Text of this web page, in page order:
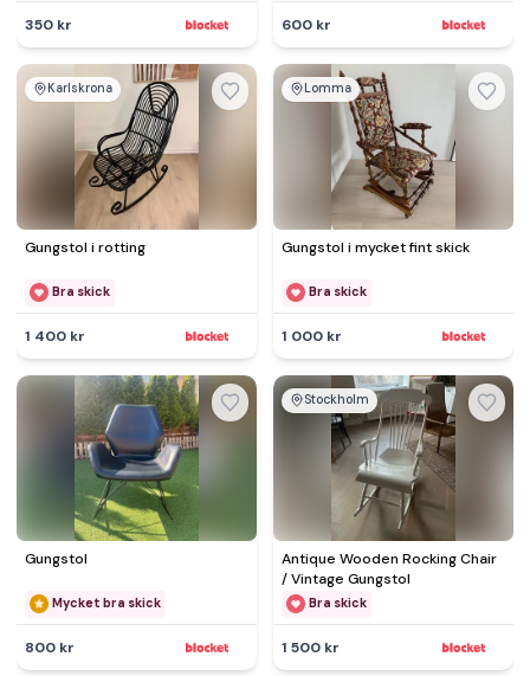
350 kr 600 kr
Karlskrona
Gungstol i rotting
Bra skick
1 400 kr
Lomma
Gungstol i mycket fint skick
Bra skick
1 000 kr
Gungstol
Mycket bra skick
800 kr
Stockholm
Antique Wooden Rocking Chair
/ Vintage Gungstol
Bra skick
1 500 kr